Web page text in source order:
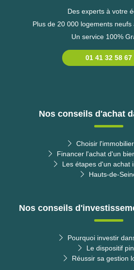
Des experts à votre
Plus de 20 000 logements neufs
Un service 100%
01 41 32 58 67
Nos conseils d'achat
Choisir
Financer l'achat d'un
Les étapes d'un achat
Hauts-de-
Nos conseils
Pourquoi investir
Le dispositif
Réussir sa gestion